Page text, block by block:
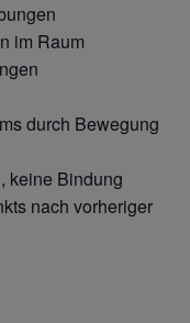
im Raum
durch Bewegung
keine Bindung
nach vorheriger